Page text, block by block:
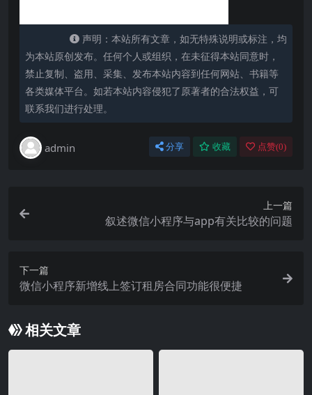
声明：本站所有文章，如无特殊说明或标注，均
为本站原创发布。任何个人或组织，在未征得本站同意时，
禁止复制、盗用、采集、发布本站内容到任何网站、书籍等
各类媒体平台。如若本站内容侵犯了原著者的合法权益，可
联系我们进行处理。
admin 分享 收藏 点赞(0)
上一篇
叙述微信小程序与app有关比较的问题
下一篇
微信小程序新增线上签订租房合同功能很便捷
相关文章